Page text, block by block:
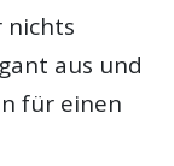
nichts
aus und
für einen